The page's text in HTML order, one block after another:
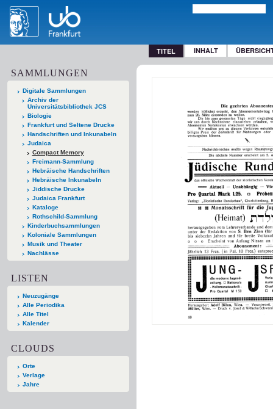
TITEL INHALT
SAMMLUNGEN
Digitale Sammlungen
Archiv der
Universitätsbibliothek JCS
Biologie
Frankfurt und Seltene Drucke
Handschriften und Inkunabeln
Judaica
Compact Memory
Freimann-Sammlung
Hebräische Handschriften
Hebräische Inkunabeln
Jiddische Drucke
Judaica Frankfurt
Kataloge
Rothschild-Sammlung
Kinderbuchsammlungen
Koloniale Sammlungen
Musik und Theater
Nachlässe
LISTEN
Neuzugänge
Alle Periodika
Alle Titel
Kalender
CLOUDS
Orte
Verlage
Jahre